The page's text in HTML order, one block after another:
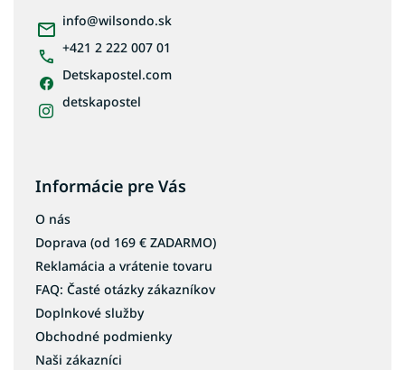
info@wilsondo.sk
+421 2 222 007 01
Detskapostel.com
detskapostel
Informácie pre Vás
O nás
Doprava (od 169 € ZADARMO)
Reklamácia a vrátenie tovaru
FAQ: Časté otázky zákazníkov
Doplnkové služby
Obchodné podmienky
Naši zákazníci